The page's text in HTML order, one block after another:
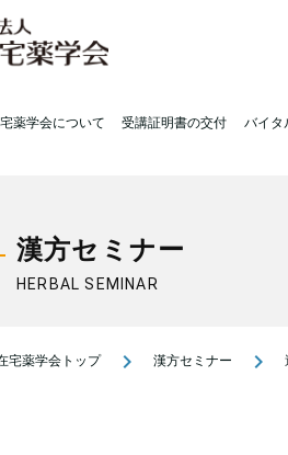
薬学会について 受講証明書の交付 バイタ
漢方セミナー
HERBAL SEMINAR
宅薬学会トップ navigate_next 漢方セミナー navigate_next